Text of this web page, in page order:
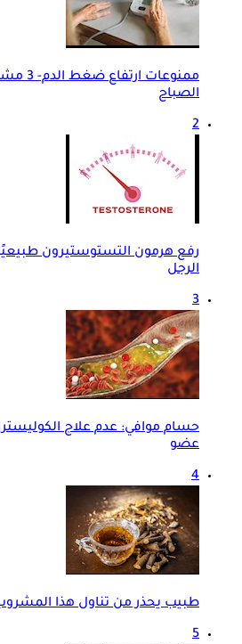
ممنوعات
الصباح
2
الرجل
3
حسام موافي: عدم علاج
عضو
4
طبيب يحذر من تناول هذا المشروب:
5